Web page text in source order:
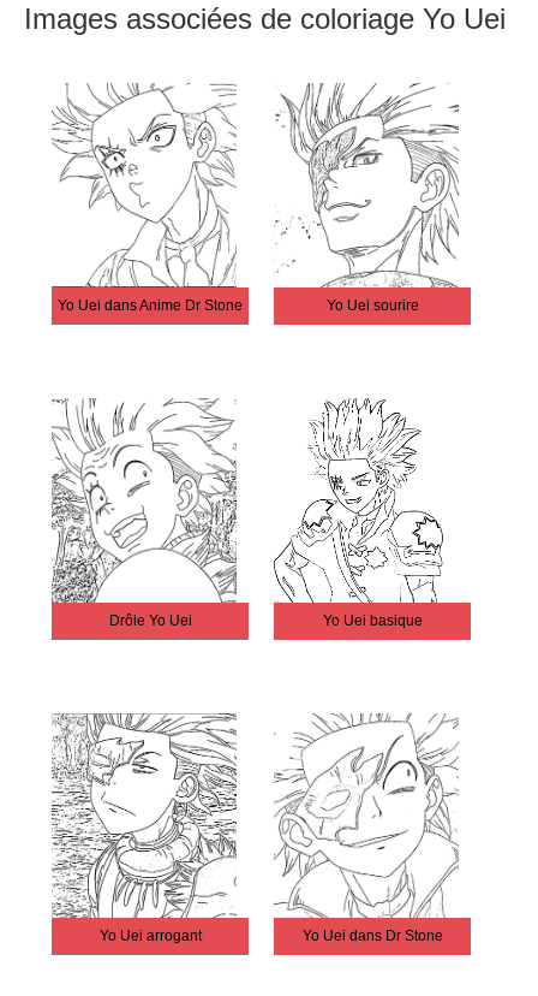
Images associées de coloriage Yo Uei
Yo Uei dans Anime Dr Stone Yo Uei sourire
Drôle Yo Uei Yo Uei basique
Yo Uei arrogant Yo Uei dans Dr Stone